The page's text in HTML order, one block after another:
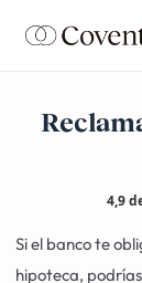
4,9
Si el banco te
hipoteca,